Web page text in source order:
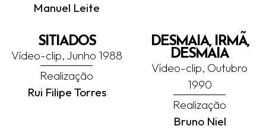
Manuel Leite
SITIADOS
Vídeo-clip, Junho 1988
Realização
Rui Filipe Torres
DESMAIA, IRMÃ,
DESMAIA
Vídeo-clip, Outubro
1990
Realização
Bruno Niel